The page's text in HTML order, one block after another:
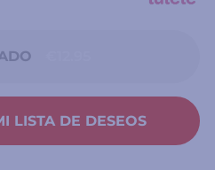
LISTA DE DESEOS